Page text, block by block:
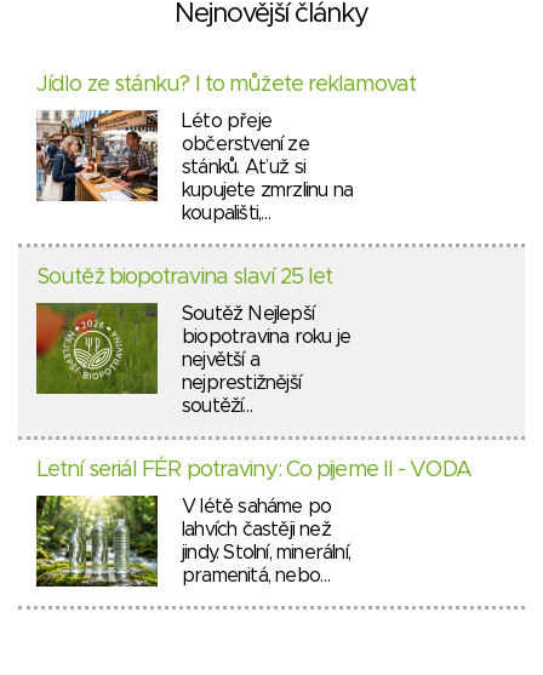
Nejnovější články
Jídlo ze stánku? I to můžete reklamovat
Léto přeje
občerstvení ze
stánků. Ať už si
kupujete zmrzlinu na
koupališti,…
Soutěž biopotravina slaví 25 let
Soutěž Nejlepší
biopotravina roku je
největší a
nejprestižnější
soutěží…
Letní seriál FÉR potraviny: Co pijeme II - VODA
V létě saháme po
lahvích častěji než
jindy. Stolní, minerální,
pramenitá, nebo…